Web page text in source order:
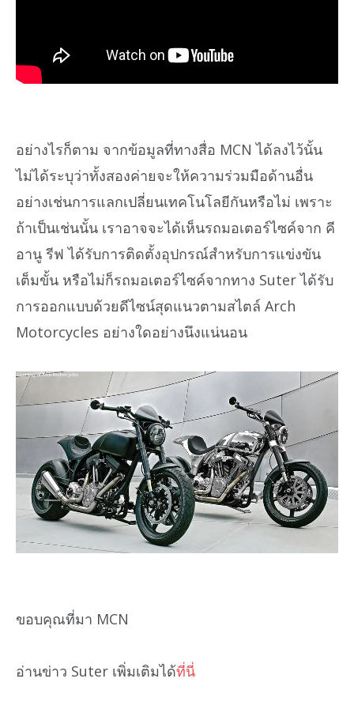
อย่างไรก็ตาม จากข้อมูลที่ทางสื่อ MCN ได้ลงไว้นั้น
ไม่ได้ระบุว่าทั้งสองค่ายจะให้ความร่วมมือด้านอื่น
อย่างเช่นการแลกเปลี่ยนเทคโนโลยีกันหรือไม่ เพราะ
ถ้าเป็นเช่นนั้น เราอาจจะได้เห็นรถมอเตอร์ไซค์จาก คี
อานู รีฟ ได้รับการติดตั้งอุปกรณ์สำหรับการแข่งขัน
เต็มขั้น หรือไม่ก็รถมอเตอร์ไซค์จากทาง Suter ได้รับ
การออกแบบด้วยดีไซน์สุดแนวตามสไตล์ Arch
Motorcycles อย่างใดอย่างนึงแน่นอน
ขอบคุณที่มา MCN
อ่านข่าว Suter เพิ่มเติมได้ที่นี่